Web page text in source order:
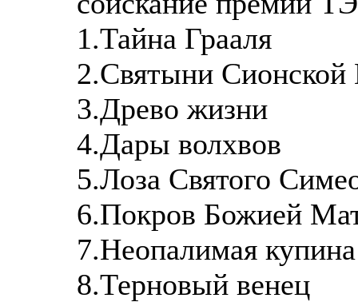
1.Тайна Грааля
2.Святыни Сионской
3.Древо жизни
4.Дары волхвов
5.Лоза Святого
6.Покров Божией
7.Неопалимая купина
8.Терновый венец